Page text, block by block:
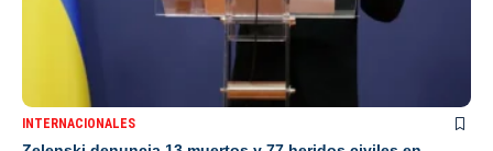
INTERNACIONALES